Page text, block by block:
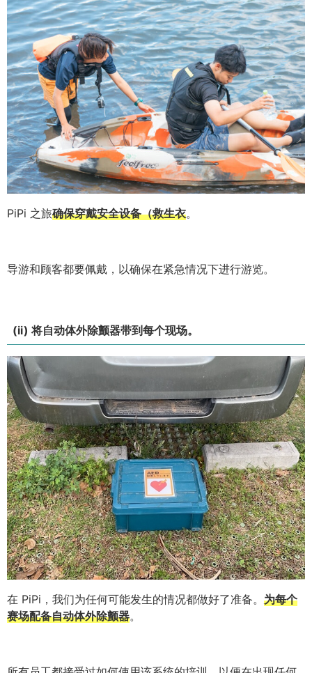
PiPi 之旅确保穿戴安全设备（救生衣。
导游和顾客都要佩戴，以确保在紧急情况下进行游览。
(ii) 将自动体外除颤器带到每个现场。
在 PiPi，我们为任何可能发生的情况都做好了准备。 为每个
赛场配备自动体外除颤器。